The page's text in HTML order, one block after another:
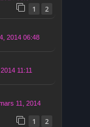
1 2
2014 06:48
11:11
11, 2014
1 2